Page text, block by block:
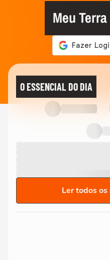
Meu Terra
O ESSENCIAL DO DIA
Ler todos